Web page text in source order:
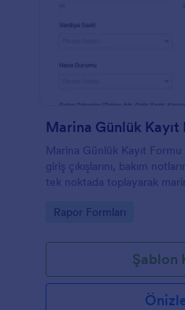
Marina Günlük Kayıt
Marina Günlük Kayıt
giriş çıkışlarını, bakım
tek noktada toplayarak
Go to Category:
Rapor Formları
Şablon